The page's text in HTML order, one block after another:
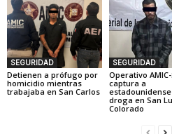
SEGURIDAD
Detienen a prófugo por
homicidio mientras
trabajaba en San Carlos
SEGURIDAD
Operativo AMIC-
captura a
droga en San
Colorado